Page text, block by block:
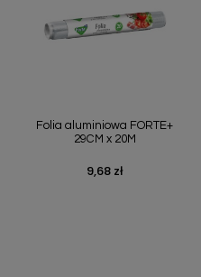
Folia aluminiowa FORTE+
29CM x 20M
Cena
9,68 zł